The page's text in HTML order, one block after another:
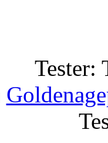
Tester: